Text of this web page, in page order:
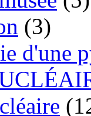
(3)
d'une